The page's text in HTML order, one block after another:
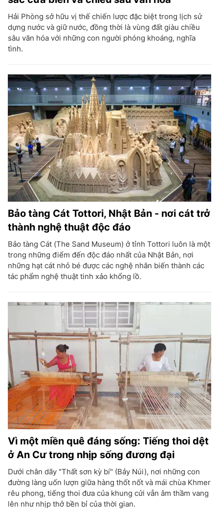
Hải Phòng sở hữu vị thế chiến lược đặc biệt trong lịch sử
dựng nước và giữ nước, đồng thời là vùng đất giàu chiều
sâu văn hóa với những con người phóng khoáng, nghĩa
tình.
Bảo tàng Cát Tottori, Nhật Bản - nơi cát trở
thành nghệ thuật độc đáo
Bảo tàng Cát (The Sand Museum) ở tỉnh Tottori luôn là một
trong những điểm đến độc đáo nhất của Nhật Bản, nơi
những hạt cát nhỏ bé được các nghệ nhân biến thành các
tác phẩm nghệ thuật tinh xảo khổng lồ.
Vì một miền quê đáng sống: Tiếng thoi dệt
ở An Cư trong nhịp sống đương đại
Dưới chân dãy "Thất sơn kỳ bí" (Bảy Núi), nơi những con
đường làng uốn lượn giữa hàng thốt nốt và mái chùa Khmer
rêu phong, tiếng thoi đưa của khung cửi vẫn âm thầm vang
lên như nhịp thở bền bỉ của thời gian.